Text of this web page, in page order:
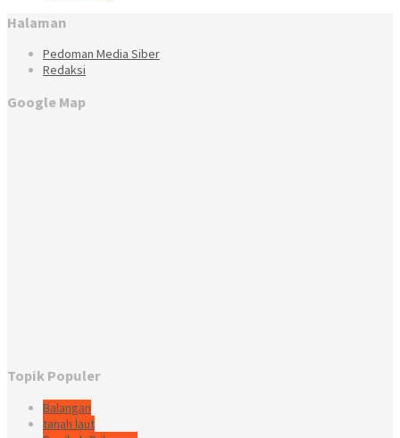
Halaman
Pedoman Media Siber
Redaksi
Google Map
Topik Populer
Balangan
tanah laut